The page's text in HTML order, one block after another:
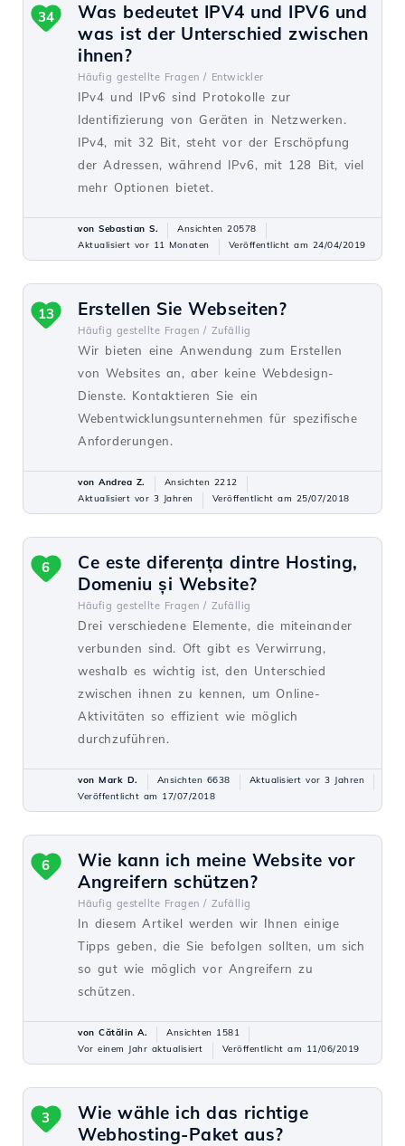
Was bedeutet IPV4 und IPV6 und
was ist der Unterschied zwischen
ihnen?
Häufig gestellte Fragen / Entwickler
IPv4 und IPv6 sind Protokolle zur
Identifizierung von Geräten in Netzwerken.
IPv4, mit 32 Bit, steht vor der Erschöpfung
der Adressen, während IPv6, mit 128 Bit, viel
mehr Optionen bietet.
34
von Sebastian S.
Ansichten 20578
Aktualisiert vor 11 Monaten
Veröffentlicht am 24/04/2019
Erstellen Sie Webseiten?
Häufig gestellte Fragen / Zufällig
Wir bieten eine Anwendung zum Erstellen
von Websites an, aber keine Webdesign-
Dienste. Kontaktieren Sie ein
Webentwicklungsunternehmen für spezifische
Anforderungen.
13
von Andrea Z.
Ansichten 2212
Aktualisiert vor 3 Jahren
Veröffentlicht am 25/07/2018
Ce este diferența dintre Hosting,
Domeniu și Website?
Häufig gestellte Fragen / Zufällig
Drei verschiedene Elemente, die miteinander
verbunden sind. Oft gibt es Verwirrung,
weshalb es wichtig ist, den Unterschied
zwischen ihnen zu kennen, um Online-
Aktivitäten so effizient wie möglich
durchzuführen.
6
von Mark D. Ansichten 6638
Aktualisiert vor 3 Jahren
Veröffentlicht am 17/07/2018
Wie kann ich meine Website vor
Angreifern schützen?
Häufig gestellte Fragen / Zufällig
In diesem Artikel werden wir Ihnen einige
Tipps geben, die Sie befolgen sollten, um sich
so gut wie möglich vor Angreifern zu
schützen.
6
von Cătălin A.
Ansichten 1581
Vor einem Jahr aktualisiert
Veröffentlicht am 11/06/2019
Wie wähle ich das richtige
Webhosting-Paket aus?
3